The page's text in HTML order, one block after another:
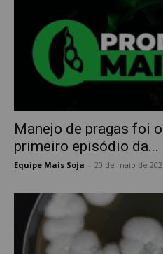
Manejo de pragas foi
primeiro episódio da...
Equipe Mais Soja 20 de maio de